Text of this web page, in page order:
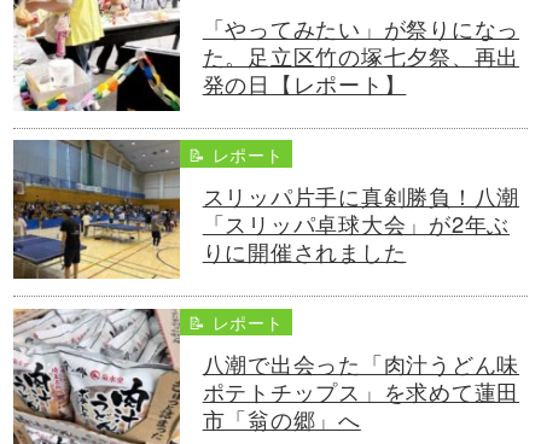
「やってみたい」が祭りになっ
た。足立区竹の塚七夕祭、再出
発の日【レポート】
📝 レポート
スリッパ片手に真剣勝負！八潮
「スリッパ卓球大会」が2年ぶ
りに開催されました
📝 レポート
八潮で出会った「肉汁うどん味
ポテトチップス」を求めて蓮田
市「翁の郷」へ